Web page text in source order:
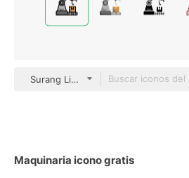
Surang Lineal Color
Maquinaria icono gratis